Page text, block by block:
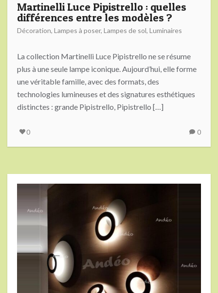
Martinelli Luce Pipistrello : quelles
différences entre les modèles ?
Décoration, Lampes à poser, Lampes de sol, Luminaires
La collection Martinelli Luce Pipistrello ne se résume
plus à une seule lampe iconique. Aujourd’hui, elle forme
une véritable famille, avec des formats, des
technologies lumineuses et des signatures esthétiques
distinctes : grande Pipistrello, Pipistrello […]
0 0